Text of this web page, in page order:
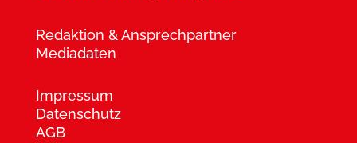
Redaktion & Ansprechpartner
Mediadaten
Impressum
Datenschutz
AGB